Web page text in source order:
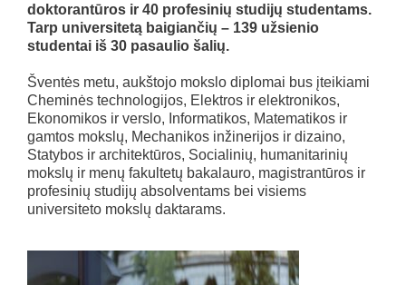
doktorantūros ir 40 profesinių studijų studentams.
Tarp universitetą baigiančių – 139 užsienio
studentai iš 30 pasaulio šalių.
Šventės metu, aukštojo mokslo diplomai bus įteikiami
Cheminės technologijos, Elektros ir elektronikos,
Ekonomikos ir verslo, Informatikos, Matematikos ir
gamtos mokslų, Mechanikos inžinerijos ir dizaino,
Statybos ir architektūros, Socialinių, humanitarinių
mokslų ir menų fakultetų bakalauro, magistrantūros ir
profesinių studijų absolventams bei visiems
universiteto mokslų daktarams.